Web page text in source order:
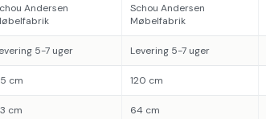
Andersen
Schou Andersen
Møbelfabrik
5-7 uger Levering 5-7 uger
cm 120 cm
cm 64 cm